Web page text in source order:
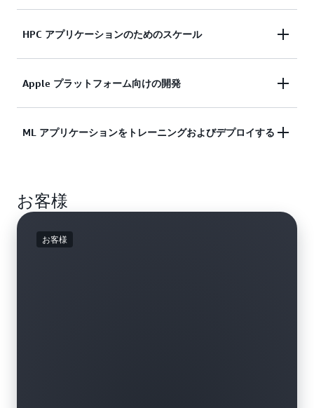
Amazon EC2 は、需要の高いビジネスニーズを満た
チャを提供します。
ビジネスエンタープライズアプリケーションの
AWS への移行
HPC アプリケーションのためのスケール
HPC アプリケーションをより速く、コスト効率よ
Apple プラットフォーム向けの開発
オンデマンドで macOS ワークロードの構築、テス
ML アプリケーションをトレーニングおよびデプロイする
マンスの最適化に特化した、コンピューティング、
ネットワーク (最大 400 Gbps)、およびストレージ
サービスの幅広い選択肢を提供します。
お客様
お客様